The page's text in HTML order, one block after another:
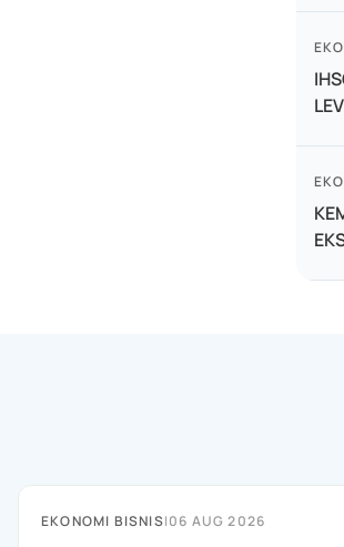
EKONOMI BISNIS|06 AUG 2026